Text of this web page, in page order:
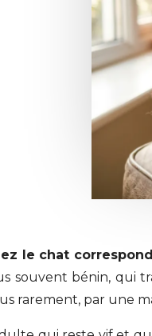
le chat
souvent bénin, qui
rarement, par une